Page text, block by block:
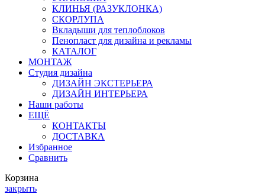
КЛИНЬЯ (РАЗУКЛОНКА)
СКОРЛУПА
Вкладыши для теплоблоков
Пенопласт для дизайна и рекламы
КАТАЛОГ
МОНТАЖ
Студия дизайна
ДИЗАЙН ЭКСТЕРЬЕРА
ДИЗАЙН ИНТЕРЬЕРА
Наши работы
ЕЩЁ
КОНТАКТЫ
ДОСТАВКА
Избранное
Сравнить
Корзина
закрыть